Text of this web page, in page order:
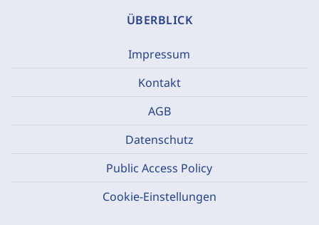
ÜBERBLICK
Impressum
Kontakt
AGB
Datenschutz
Public Access Policy
Cookie-Einstellungen